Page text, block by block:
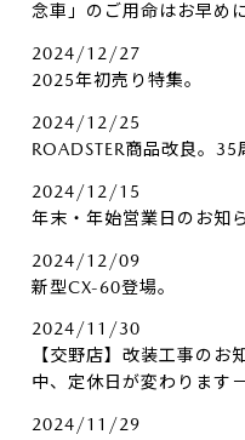
念車」のご用命はお早め
2024/12/27
2025年初売り特集。
2024/12/25
ROADSTER商品改良。35
2024/12/15
年末・年始営業日のお知
2024/12/09
新型CX-60登場。
2024/11/30
【交野店】改装工事の
中、定休日が変わります
2024/11/29